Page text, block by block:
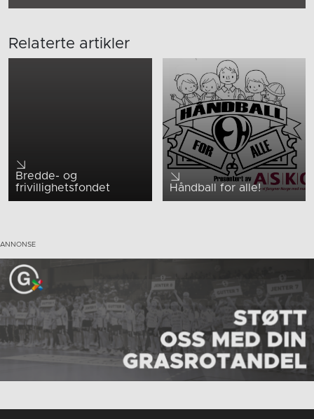
Relaterte artikler
Bredde- og
frivillighetsfondet
Håndball for alle!